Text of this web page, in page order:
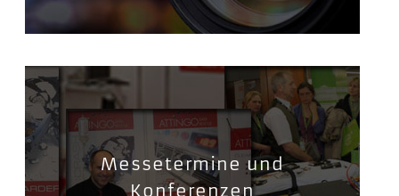
Messetermine und
Konferenzen